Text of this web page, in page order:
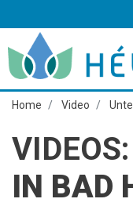
Home Video
VIDEOS:
IN BAD